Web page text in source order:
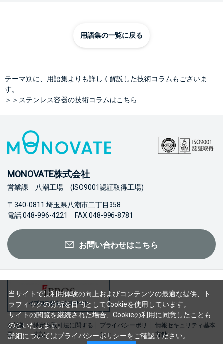
用語集の一覧に戻る
テーマ別に、用語集よりも詳しく解説した技術コラムもございま
す。
＞＞ステンレス容器の技術コラムはこちら
MONOVATE株式会社
営業課 八潮工場 (ISO9001認証取得工場)
〒340-0811 埼玉県八潮市二丁目358
電話:048-996-4221 FAX:048-996-8781
お問い合わせはこちら
会社概
要
特定商取引法に関する
表記
プライバシーポリ
シー
情報セキュリティ基本
方針
当サイトでは利用体験の向上およびコンテンツの最適な提供、ト
ラフィックの分析を目的としてCookieを使用しています。
サイトの閲覧を継続された場合、Cookieの利用に同意したことも
のといたします。
詳細についてはプライバシーポリシーをご確認ください。